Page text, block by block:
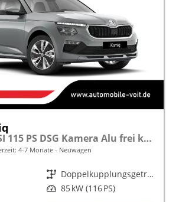
CLEVER 1.0 TSI 115 PS DSG Kamera Alu frei konfigurierbar!
4-7 Monate Neuwagen
Getriebe
Doppelkupplungsgetriebe (DSG)
Leistung 85 kW (116 PS)